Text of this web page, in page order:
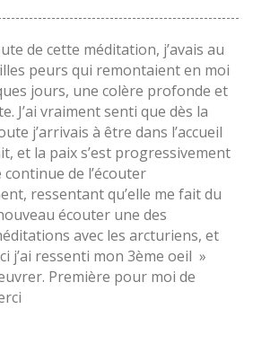
de cette méditation, j’avais au
peurs qui remontaient en moi
jours, une colère profonde et
J’ai vraiment senti que dès la
j’arrivais à être dans l’accueil
et la paix s’est progressivement
de l’écouter
ressentant qu’elle me fait du
écouter une des
avec les arcturiens, et
j’ai ressenti mon 3ème oeil »
Première pour moi de